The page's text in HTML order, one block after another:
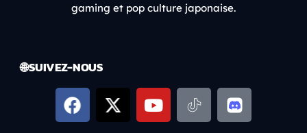
gaming et pop culture japonaise.
🌐 SUIVEZ-NOUS